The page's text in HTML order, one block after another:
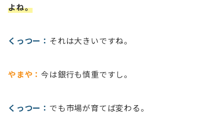
よね。
くっつー： それは大きいですね。
やまや：今は銀行も慎重ですし。
くっつー： でも市場が育てば変わる。